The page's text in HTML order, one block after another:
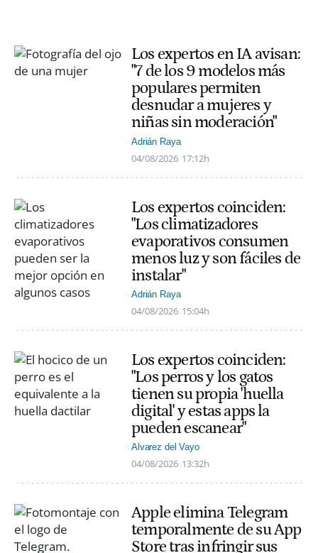
Los expertos en IA avisan:
"7 de los 9 modelos más
populares permiten
desnudar a mujeres y
niñas sin moderación"
Adrián Raya
04/08/2026 17:12h
Los expertos coinciden:
"Los climatizadores
evaporativos consumen
menos luz y son fáciles de
instalar"
Adrián Raya
04/08/2026 15:04h
Los expertos coinciden:
"Los perros y los gatos
tienen su propia 'huella
digital' y estas apps la
pueden escanear"
Alvarez del Vayo
04/08/2026 13:32h
Apple elimina Telegram
temporalmente de su App
Store tras infringir sus